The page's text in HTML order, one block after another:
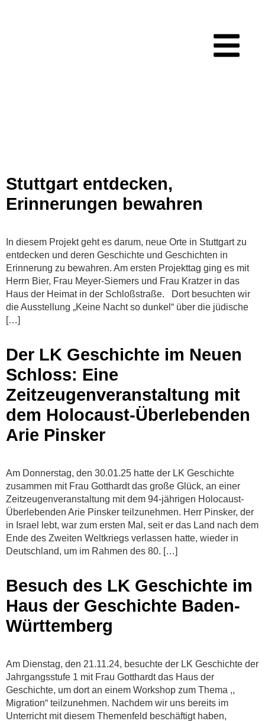
Stuttgart entdecken,
Erinnerungen bewahren
In diesem Projekt geht es darum, neue Orte in Stuttgart zu
entdecken und deren Geschichte und Geschichten in
Erinnerung zu bewahren. Am ersten Projekttag ging es mit
Herrn Bier, Frau Meyer-Siemers und Frau Kratzer in das
Haus der Heimat in der Schloßstraße. Dort besuchten wir
die Ausstellung „Keine Nacht so dunkel“ über die jüdische
[…]
Der LK Geschichte im Neuen
Schloss: Eine
Zeitzeugenveranstaltung mit
dem Holocaust-Überlebenden
Arie Pinsker
Am Donnerstag, den 30.01.25 hatte der LK Geschichte
zusammen mit Frau Gotthardt das große Glück, an einer
Zeitzeugenveranstaltung mit dem 94-jährigen Holocaust-
Überlebenden Arie Pinsker teilzunehmen. Herr Pinsker, der
in Israel lebt, war zum ersten Mal, seit er das Land nach dem
Ende des Zweiten Weltkriegs verlassen hatte, wieder in
Deutschland, um im Rahmen des 80. […]
Besuch des LK Geschichte im
Haus der Geschichte Baden-
Württemberg
Am Dienstag, den 21.11.24, besuchte der LK Geschichte der
Jahrgangsstufe 1 mit Frau Gotthardt das Haus der
Geschichte, um dort an einem Workshop zum Thema ,,
Migration“ teilzunehmen. Nachdem wir uns bereits im
Unterricht mit diesem Themenfeld beschäftigt haben,